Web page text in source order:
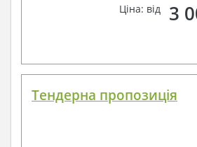
Ціна: від
3
Тендерна пропозиція